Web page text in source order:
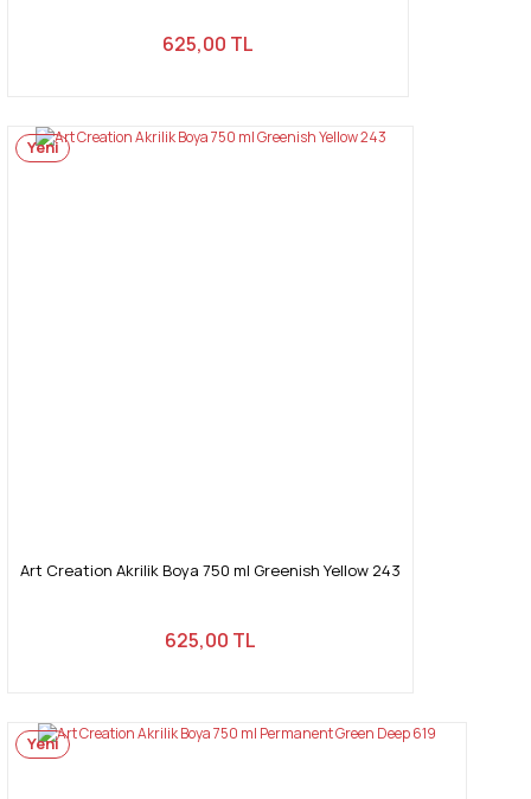
625,00 TL
Yeni
Art Creation Akrilik Boya 750 ml Greenish Yellow 243
625,00 TL
Yeni